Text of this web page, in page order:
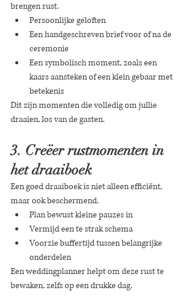
brengen rust.
Persoonlijke geloften
Een handgeschreven brief voor of na de
ceremonie
Een symbolisch moment, zoals een
kaars aansteken of een klein gebaar met
betekenis
Dit zijn momenten die volledig om jullie
draaien, los van de gasten.
3. Creëer rustmomenten in
het draaiboek
Een goed draaiboek is niet alleen efficiënt,
maar ook beschermend.
Plan bewust kleine pauzes in
Vermijd een te strak schema
Voorzie buffertijd tussen belangrijke
onderdelen
Een weddingplanner helpt om deze rust te
bewaken, zelfs op een drukke dag.